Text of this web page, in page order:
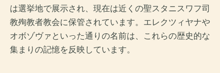
は選挙地で展示され、現在は近くの聖スタニスワフ司
教殉教者教会に保管されています。エレクツィヤナや
オボゾヴァといった通りの名前は、これらの歴史的な
集まりの記憶を反映しています。